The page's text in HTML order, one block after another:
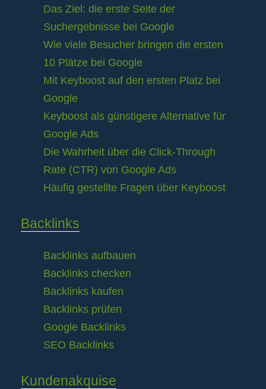
Das Ziel: die erste Seite der
Suchergebnisse bei Google
Wie viele Besucher bringen die ersten
10 Plätze bei Google
Mit Keyboost auf den ersten Platz bei
Google
Keyboost als günstigere Alternative für
Google Ads
Die Wahrheit über die Click-Through
Rate (CTR) von Google Ads
Häufig gestellte Fragen über Keyboost
Backlinks
Backlinks aufbauen
Backlinks checken
Backlinks kaufen
Backlinks prüfen
Google Backlinks
SEO Backlinks
Kundenakquise